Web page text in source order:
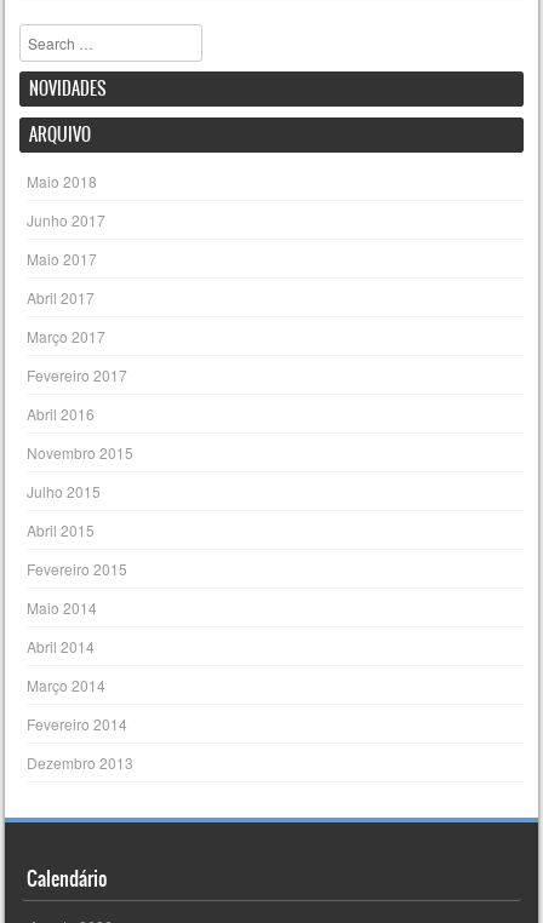
Pesquisar
NOVIDADES
ARQUIVO
Maio 2018
Junho 2017
Maio 2017
Abril 2017
Março 2017
Fevereiro 2017
Abril 2016
Novembro 2015
Julho 2015
Abril 2015
Fevereiro 2015
Maio 2014
Abril 2014
Março 2014
Fevereiro 2014
Dezembro 2013
Calendário